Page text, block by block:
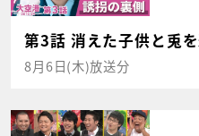
第3話 消えた子供と兎を
8月6日(木)放送分